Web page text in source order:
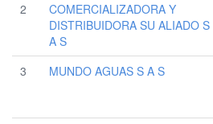
2
COMERCIALIZADORA Y
DISTRIBUIDORA SU ALIADO S
A S
3
MUNDO AGUAS S A S